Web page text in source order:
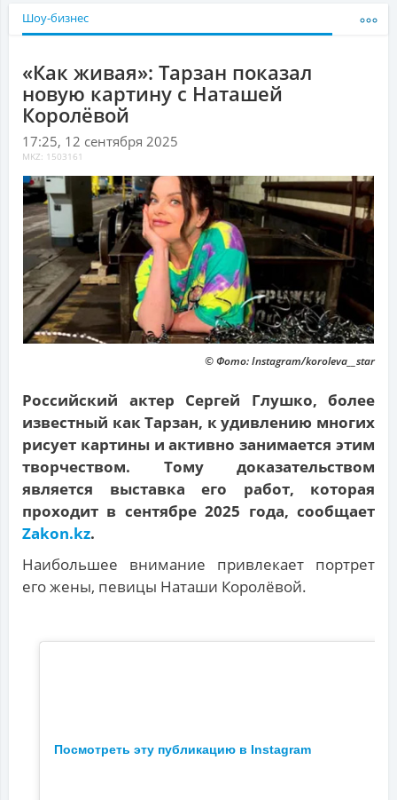
Шоу-бизнес
«Как живая»: Тарзан показал
новую картину с Наташей
Королёвой
17:25, 12 сентября 2025
MKZ: 1503161
© Фото: Instagram/koroleva__star
Российский актер Сергей Глушко, более
известный как Тарзан, к удивлению многих
рисует картины и активно занимается этим
творчеством. Тому доказательством
является выставка его работ, которая
проходит в сентябре 2025 года, сообщает
Zakon.kz.
Наибольшее внимание привлекает портрет
его жены, певицы Наташи Королёвой.
Посмотреть эту публикацию в Instagram